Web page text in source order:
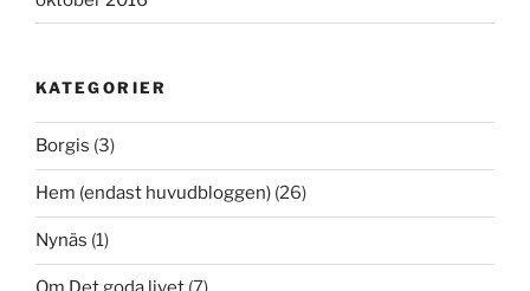
KATEGORIER
Borgis (3)
Hem (endast huvudbloggen) (26)
Nynäs (1)